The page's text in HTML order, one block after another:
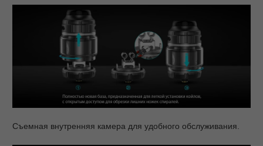
Съемная внутренняя камера для удобного обслуживания.